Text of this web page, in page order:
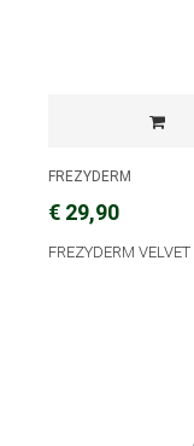
FREZYDERM
€ 29,90
FREZYDERM